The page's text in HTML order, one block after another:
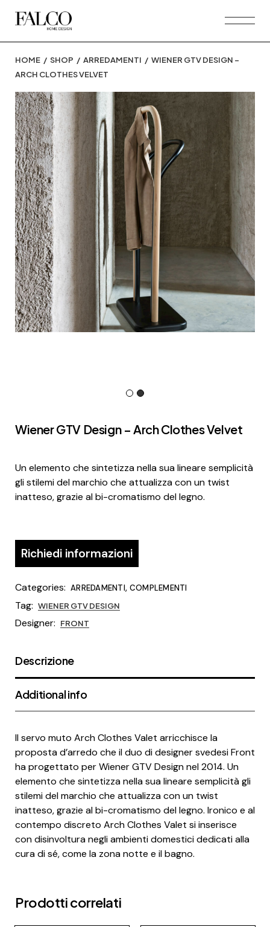
HOME SHOP ARREDAMENTI
WIENER GTV DESIGN –
ARCH CLOTHES VELVET
Wiener GTV Design – Arch Clothes Velvet
Un elemento che sintetizza nella sua lineare semplicità
gli stilemi del marchio che attualizza con un twist
inatteso, grazie al bi-cromatismo del legno.
Richiedi informazioni
Categories: ARREDAMENTI, COMPLEMENTI
Tag: WIENER GTV DESIGN
Designer: FRONT
Descrizione
Additional info
Il servo muto Arch Clothes Valet arricchisce la
proposta d’arredo che il duo di designer svedesi Front
ha progettato per Wiener GTV Design nel 2014. Un
elemento che sintetizza nella sua lineare semplicità gli
stilemi del marchio che attualizza con un twist
inatteso, grazie al bi-cromatismo del legno. Ironico e al
contempo discreto Arch Clothes Valet si inserisce
con disinvoltura negli ambienti domestici dedicati alla
cura di sé, come la zona notte e il bagno.
Prodotti correlati